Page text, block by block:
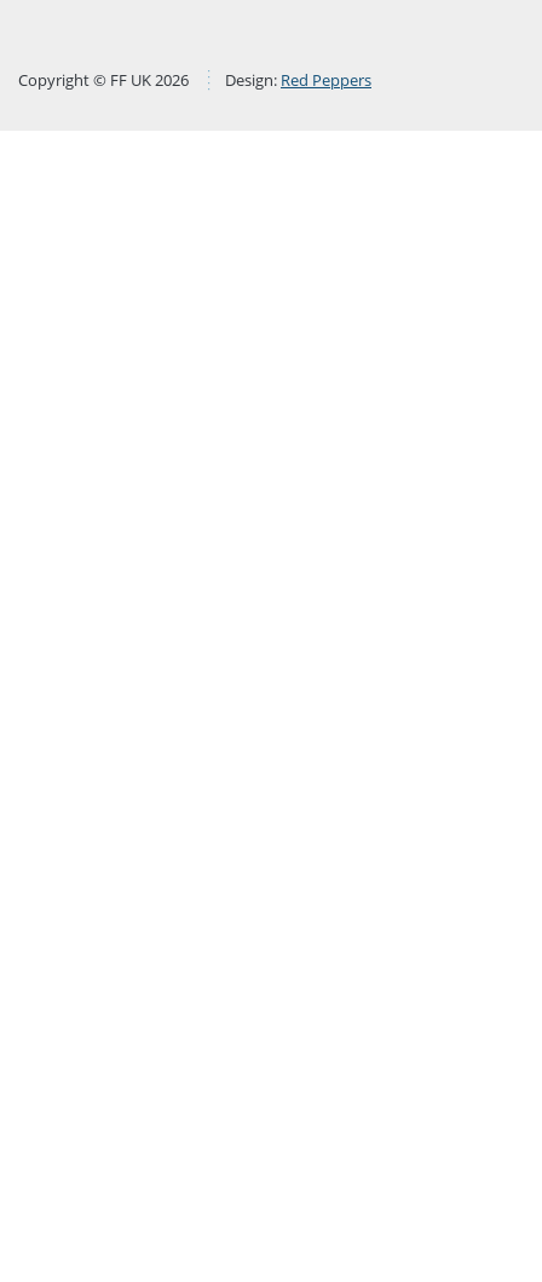
Copyright © FF UK 2026 Design: Red Peppers